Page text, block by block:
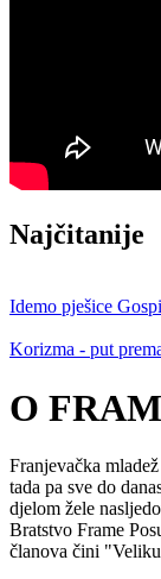
Najčitanije
Idemo pješice
Korizma - put
O
Franjevačka
tada pa sve do
djelom žele
Bratstvo Frame
članova čini